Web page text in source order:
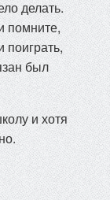
делать.
помните,
поиграть,
был
и хотя